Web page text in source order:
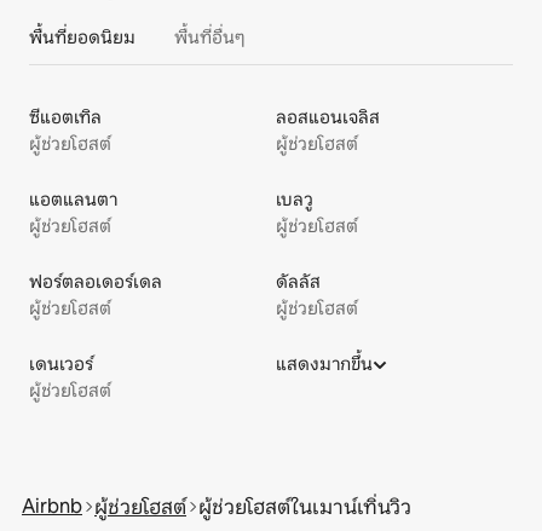
พื้นที่ยอดนิยม พื้นที่อื่นๆ
ซีแอตเทิล
ผู้ช่วยโฮสต์
ลอสแอนเจลิส
ผู้ช่วยโฮสต์
แอตแลนตา
ผู้ช่วยโฮสต์
เบลวู
ผู้ช่วยโฮสต์
ฟอร์ตลอเดอร์เดล
ผู้ช่วยโฮสต์
ดัลลัส
ผู้ช่วยโฮสต์
เดนเวอร์
ผู้ช่วยโฮสต์
แสดงมากขึ้น
Airbnb ผู้ช่วยโฮสต์ ผู้ช่วยโฮสต์ในเมาน์เทิ่นวิว